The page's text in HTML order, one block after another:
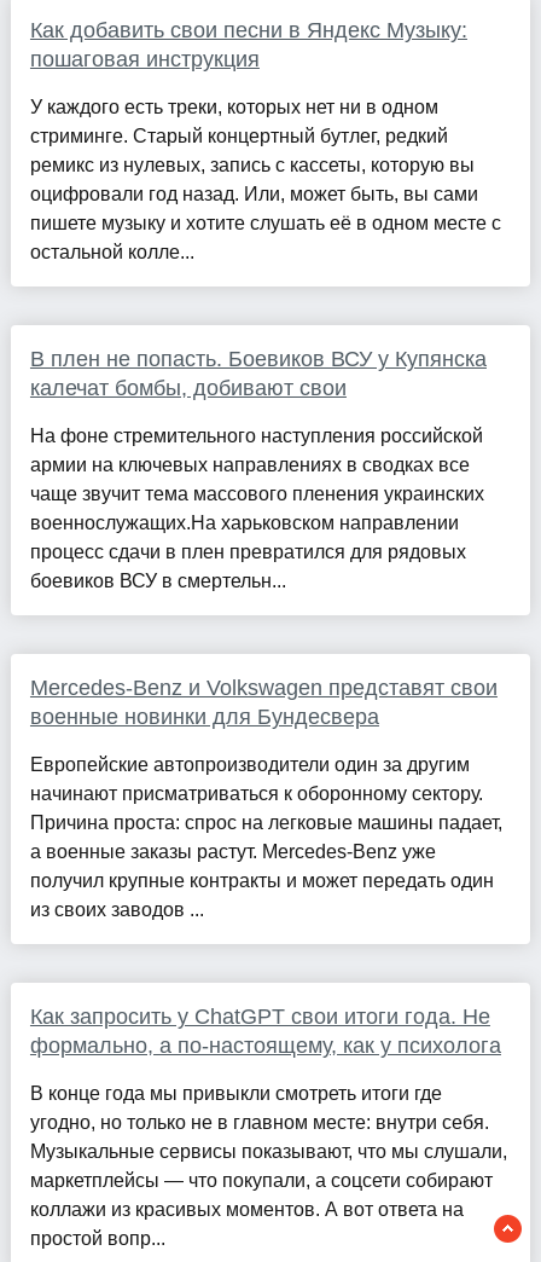
Как добавить свои песни в Яндекс Музыку:
пошаговая инструкция
У каждого есть треки, которых нет ни в одном
стриминге. Старый концертный бутлег, редкий
ремикс из нулевых, запись с кассеты, которую вы
оцифровали год назад. Или, может быть, вы сами
пишете музыку и хотите слушать её в одном месте с
остальной колле...
В плен не попасть. Боевиков ВСУ у Купянска
калечат бомбы, добивают свои
На фоне стремительного наступления российской
армии на ключевых направлениях в сводках все
чаще звучит тема массового пленения украинских
военнослужащих.На харьковском направлении
процесс сдачи в плен превратился для рядовых
боевиков ВСУ в смертельн...
Mercedes-Benz и Volkswagen представят свои
военные новинки для Бундесвера
Европейские автопроизводители один за другим
начинают присматриваться к оборонному сектору.
Причина проста: спрос на легковые машины падает,
а военные заказы растут. Mercedes-Benz уже
получил крупные контракты и может передать один
из своих заводов ...
Как запросить у ChatGPT свои итоги года. Не
формально, а по-настоящему, как у психолога
В конце года мы привыкли смотреть итоги где
угодно, но только не в главном месте: внутри себя.
Музыкальные сервисы показывают, что мы слушали,
маркетплейсы — что покупали, а соцсети собирают
коллажи из красивых моментов. А вот ответа на
простой вопр...